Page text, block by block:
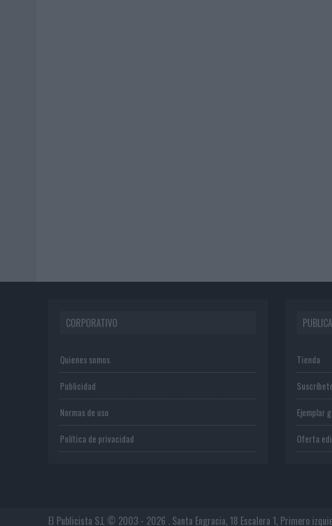
CORPORATIVO
Quienes somos
Publicidad
Normas de uso
Política de privacidad
Tienda
Ejemplar
Oferta
El Publicista S.L © 2003 - 2026 . Santa Engracia, 18 Escalera 1, Primero